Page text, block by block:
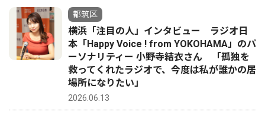
都筑区
横浜「注目の人」インタビュー ラジオ日
本「Happy Voice ! from YOKOHAMA」のパ
ーソナリティー 小野寺結衣さん 「孤独を
救ってくれたラジオで、今度は私が誰かの居
場所になりたい」
2026.06.13